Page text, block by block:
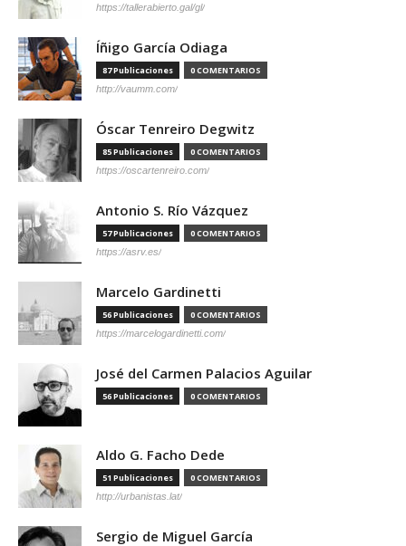
https://tallerabierto.gal/gl/
Íñigo García Odiaga
87 Publicaciones 0 COMENTARIOS
http://vaumm.com/
Óscar Tenreiro Degwitz
85 Publicaciones 0 COMENTARIOS
https://oscartenreiro.com/
Antonio S. Río Vázquez
57 Publicaciones 0 COMENTARIOS
https://asrv.es/
Marcelo Gardinetti
56 Publicaciones 0 COMENTARIOS
https://marcelogardinetti.com/
José del Carmen Palacios Aguilar
56 Publicaciones 0 COMENTARIOS
Aldo G. Facho Dede
51 Publicaciones 0 COMENTARIOS
http://urbanistas.lat/
Sergio de Miguel García